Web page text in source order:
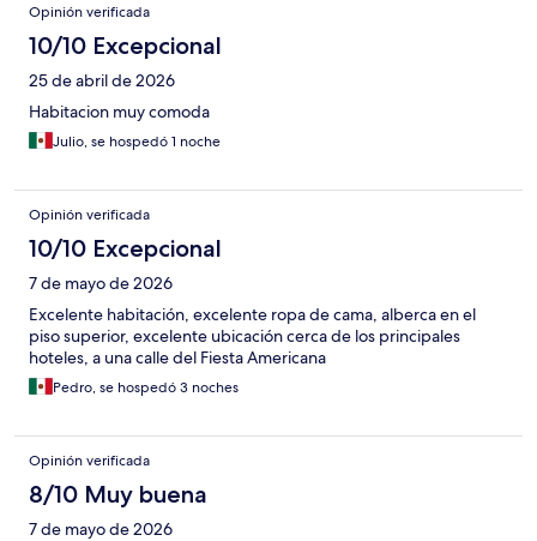
Opinión verificada
10/10 Excepcional
25 de abril de 2026
Habitacion muy comoda
Julio, se hospedó 1 noche
Opinión verificada
10/10 Excepcional
7 de mayo de 2026
Excelente habitación, excelente ropa de cama, alberca en el
piso superior, excelente ubicación cerca de los principales
hoteles, a una calle del Fiesta Americana
Pedro, se hospedó 3 noches
Opinión verificada
8/10 Muy buena
7 de mayo de 2026